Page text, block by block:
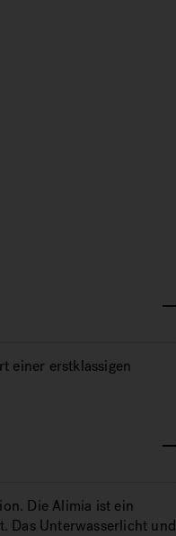
einer erstklassigen
Die Alimia ist ein
Das Unterwasserlicht und